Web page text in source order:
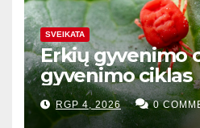
SVEIKATA
Erkių gyvenimo
gyvenimo ciklas
RGP 4, 2026 0